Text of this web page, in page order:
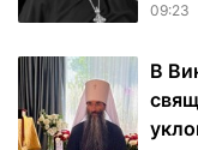
09:23
В